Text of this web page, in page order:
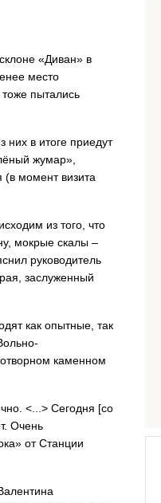
«Диван» в
место
пытались
них в итоге приедут
жумар»,
(в момент визита
из того, что
мокрые скалы –
руководитель
заслуженный
как опытные, так
каменном
<...> Сегодня [со
Очень
от Станции